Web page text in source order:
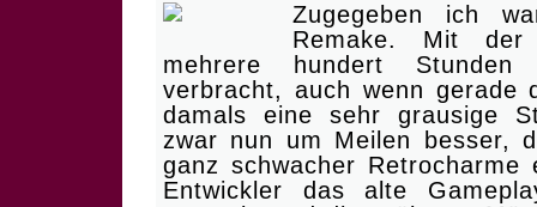
Zugegeben ich
Remake. Mit der
mehrere hundert
verbracht, auch wenn gerade
damals eine sehr grausige
zwar nun um Meilen besser,
ganz schwacher
Entwickler das alte